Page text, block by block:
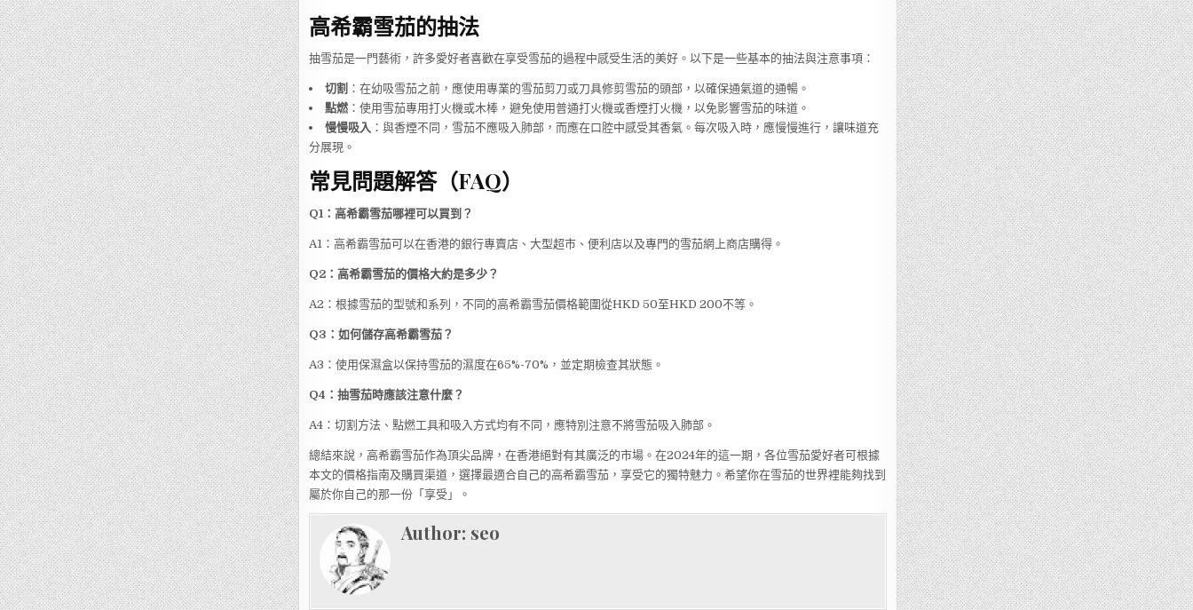
高希霸雪茄的抽法
抽雪茄是一門藝術，許多愛好者喜歡在享受雪茄的過程中感受生活的美好。以下是一些基本的抽法與注意事項：
切割 ：在幼吸雪茄之前，應使用專業的雪茄剪刀或刀具修剪雪茄的頭部，以確保通氣道的通暢。
點燃：使用雪茄專用打火機或木棒，避免使用普通打火機或香煙打火機，以免影響雪茄的味道。
慢慢吸入 ：與香煙不同，雪茄不應吸入肺部，而應在口腔中感受其香氣。每次吸入時，應慢慢進行，讓味道充
分展現。
常見問題解答（FAQ）
Q1：高希霸雪茄哪裡可以買到？
A1：高希霸雪茄可以在香港的銀行專賣店、大型超市、便利店以及專門的雪茄網上商店購得。
Q2：高希霸雪茄的價格大約是多少？
A2：根據雪茄的型號和系列，不同的高希霸雪茄價格範圍從HKD 50至HKD 200不等。
Q3：如何儲存高希霸雪茄？
A3：使用保濕盒以保持雪茄的濕度在65%-70%，並定期檢查其狀態。
Q4：抽雪茄時應該注意什麼？
A4：切割方法、點燃工具和吸入方式均有不同，應特別注意不將雪茄吸入肺部。
總結來說，高希霸雪茄作為頂尖品牌，在香港絕對有其廣泛的市場。在2024年的這一期，各位雪茄愛好者可根據
本文的價格指南及購買渠道，選擇最適合自己的高希霸雪茄，享受它的獨特魅力。希望你在雪茄的世界裡能夠找到
屬於你自己的那一份「享受」。
Author: seo